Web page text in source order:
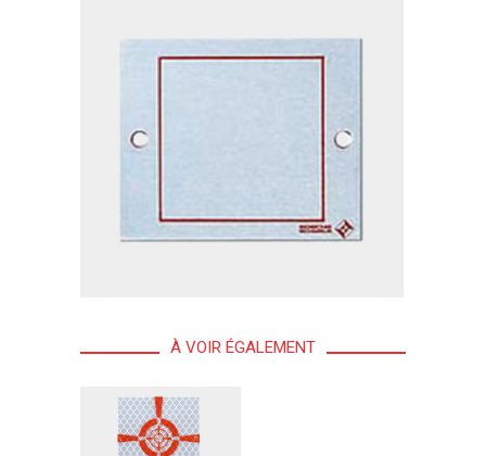
À VOIR ÉGALEMENT